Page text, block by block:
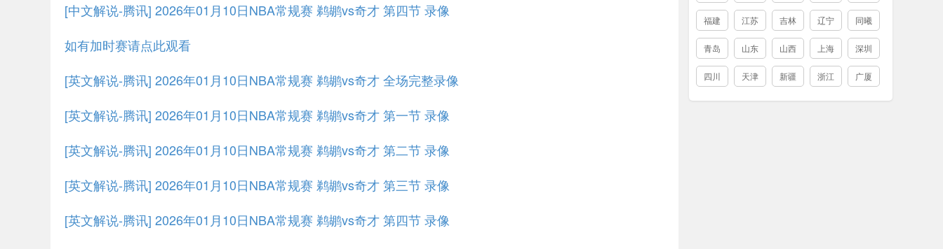
[中文解说-腾讯] 2026年01月10日NBA常规赛 鹈鹕vs奇才 第四节 录像
如有加时赛请点此观看
[英文解说-腾讯] 2026年01月10日NBA常规赛 鹈鹕vs奇才 全场完整录像
[英文解说-腾讯] 2026年01月10日NBA常规赛 鹈鹕vs奇才 第一节 录像
[英文解说-腾讯] 2026年01月10日NBA常规赛 鹈鹕vs奇才 第二节 录像
[英文解说-腾讯] 2026年01月10日NBA常规赛 鹈鹕vs奇才 第三节 录像
[英文解说-腾讯] 2026年01月10日NBA常规赛 鹈鹕vs奇才 第四节 录像
福建 江苏 吉林 辽宁 同曦
青岛 山东 山西 上海 深圳
四川 天津 新疆 浙江 广厦